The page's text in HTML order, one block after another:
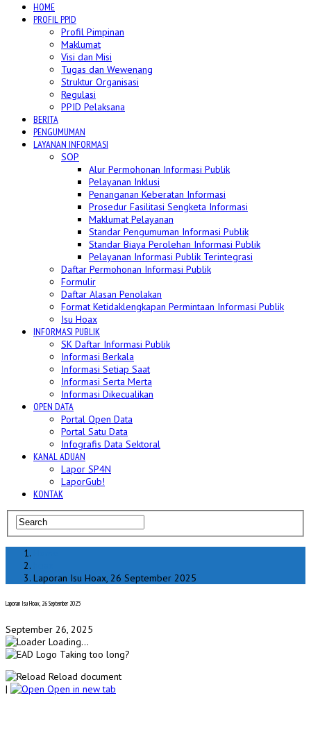
HOME
PROFIL PPID
Profil Pimpinan
Maklumat
Visi dan Misi
Tugas dan Wewenang
Struktur Organisasi
Regulasi
PPID Pelaksana
BERITA
PENGUMUMAN
LAYANAN INFORMASI
SOP
Alur Permohonan Informasi Publik
Pelayanan Inklusi
Penanganan Keberatan Informasi
Prosedur Fasilitasi Sengketa Informasi
Maklumat Pelayanan
Standar Pengumuman Informasi Publik
Standar Biaya Perolehan Informasi Publik
Pelayanan Informasi Publik Terintegrasi
Daftar Permohonan Informasi Publik
Formulir
Daftar Alasan Penolakan
Format Ketidaklengkapan Permintaan Informasi Publik
Isu Hoax
INFORMASI PUBLIK
SK Daftar Informasi Publik
Informasi Berkala
Informasi Setiap Saat
Informasi Serta Merta
Informasi Dikecualikan
OPEN DATA
Portal Open Data
Portal Satu Data
Infografis Data Sektoral
KANAL ADUAN
Lapor SP4N
LaporGub!
KONTAK
Laporan Isu Hoax, 26 September 2025
Laporan Isu Hoax, 26 September 2025
September 26, 2025
Loading...
Taking too long?
Reload document
|
Open in new tab